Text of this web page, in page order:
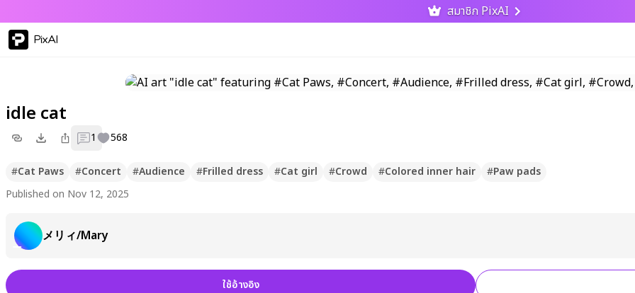
สมาชิก PixAI
PixAI
idle cat
1 568
#Cat Paws #Concert #Audience #Frilled dress #Cat girl #Crowd #Colored inner hair #Paw pads
Published on Nov 12, 2025
メリィ/Mary
ใช้อ้างอิง